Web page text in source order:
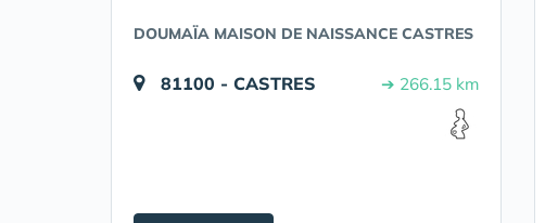
DOUMAÏA MAISON DE NAISSANCE CASTRES
81100 - CASTRES ➔ 266.15 km